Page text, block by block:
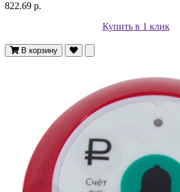
822.69 р.
Купить в 1 клик
В корзину